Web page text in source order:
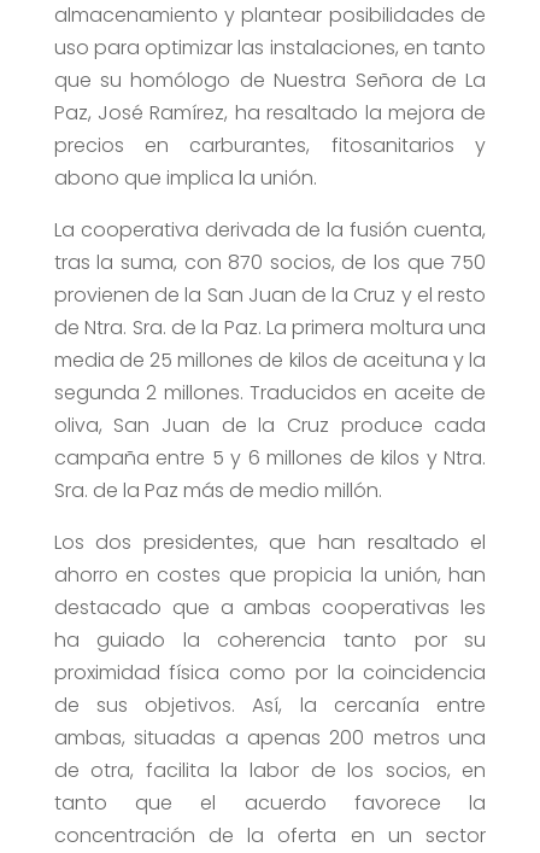
almacenamiento y plantear posibilidades de
uso para optimizar las instalaciones, en tanto
que su homólogo de Nuestra Señora de La
Paz, José Ramírez, ha resaltado la mejora de
precios en carburantes, fitosanitarios y
abono que implica la unión.
La cooperativa derivada de la fusión cuenta,
tras la suma, con 870 socios, de los que 750
provienen de la San Juan de la Cruz y el resto
de Ntra. Sra. de la Paz. La primera moltura una
media de 25 millones de kilos de aceituna y la
segunda 2 millones. Traducidos en aceite de
oliva, San Juan de la Cruz produce cada
campaña entre 5 y 6 millones de kilos y Ntra.
Sra. de la Paz más de medio millón.
Los dos presidentes, que han resaltado el
ahorro en costes que propicia la unión, han
destacado que a ambas cooperativas les
ha guiado la coherencia tanto por su
proximidad física como por la coincidencia
de sus objetivos. Así, la cercanía entre
ambas, situadas a apenas 200 metros una
de otra, facilita la labor de los socios, en
tanto que el acuerdo favorece la
concentración de la oferta en un sector